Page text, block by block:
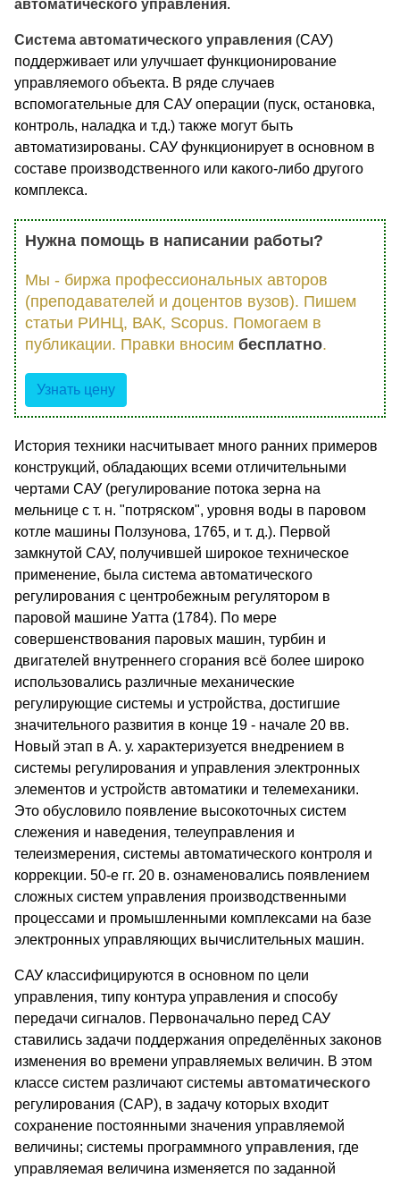
автоматического управления.
Система автоматического управления (САУ)
поддерживает или улучшает функционирование
управляемого объекта. В ряде случаев
вспомогательные для САУ операции (пуск, остановка,
контроль, наладка и т.д.) также могут быть
автоматизированы. САУ функционирует в основном в
составе производственного или какого-либо другого
комплекса.
Нужна помощь в написании работы?
Мы - биржа профессиональных авторов
(преподавателей и доцентов вузов). Пишем
статьи РИНЦ, ВАК, Scopus. Помогаем в
публикации. Правки вносим бесплатно.
Узнать цену
История техники насчитывает много ранних примеров
конструкций, обладающих всеми отличительными
чертами САУ (регулирование потока зерна на
мельнице с т. н. "потряском", уровня воды в паровом
котле машины Ползунова, 1765, и т. д.). Первой
замкнутой САУ, получившей широкое техническое
применение, была система автоматического
регулирования с центробежным регулятором в
паровой машине Уатта (1784). По мере
совершенствования паровых машин, турбин и
двигателей внутреннего сгорания всё более широко
использовались различные механические
регулирующие системы и устройства, достигшие
значительного развития в конце 19 - начале 20 вв.
Новый этап в А. у. характеризуется внедрением в
системы регулирования и управления электронных
элементов и устройств автоматики и телемеханики.
Это обусловило появление высокоточных систем
слежения и наведения, телеуправления и
телеизмерения, системы автоматического контроля и
коррекции. 50-е гг. 20 в. ознаменовались появлением
сложных систем управления производственными
процессами и промышленными комплексами на базе
электронных управляющих вычислительных машин.
САУ классифицируются в основном по цели
управления, типу контура управления и способу
передачи сигналов. Первоначально перед САУ
ставились задачи поддержания определённых законов
изменения во времени управляемых величин. В этом
классе систем различают системы автоматического
регулирования (CAP), в задачу которых входит
сохранение постоянными значения управляемой
величины; системы программного управления, где
управляемая величина изменяется по заданной